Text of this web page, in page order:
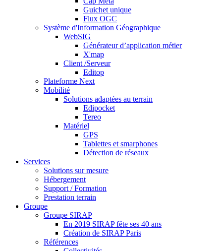
Guichet unique
Flux OGC
Système d'Information Géographique
WebSIG
Générateur d’application métier
X'map
Client /Serveur
Editop
Plateforme Next
Mobilité
Solutions adaptées au terrain
Edipocket
Tereo
Matériel
GPS
Tablettes et smarphones
Détection de réseaux
Services
Solutions sur mesure
Hébergement
Support / Formation
Prestation terrain
Groupe
Groupe SIRAP
En 2019 SIRAP fête ses 40 ans
Création de SIRAP Paris
Références